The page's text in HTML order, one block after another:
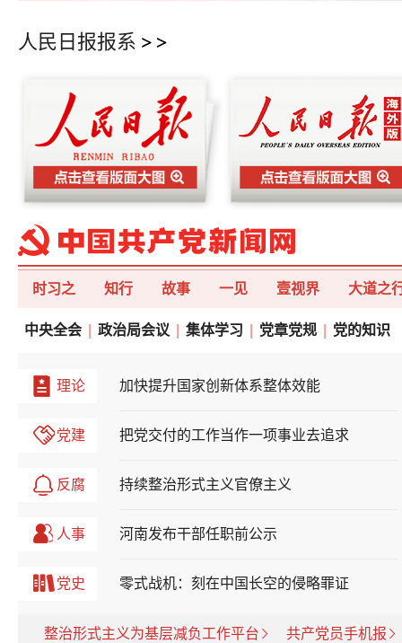
人民日报报系
时习之 知行 故事 一见 壹视界 大道之
中央全会 政治局会议 集体学习 党章党规 党的知识
理论 加快提升国家创新体系整体效能
党建 把党交付的工作当作一项事业去追求
反腐 持续整治形式主义官僚主义
人事 河南发布干部任职前公示
党史 零式战机：刻在中国长空的侵略罪证
整治形式主义为基层减负工作平台 共产党员手机报